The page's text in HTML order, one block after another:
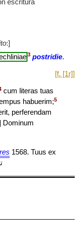
escritura
:]
3 postridie.
[f. [1r]]
cum literas tuas
habuerim;5
perferendam
Dominum
1568. Tuus ex